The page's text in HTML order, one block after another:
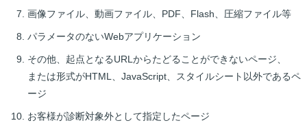
画像ファイル、動画ファイル、PDF、Flash、圧縮ファイル等
パラメータのないWebアプリケーション
その他、起点となるURLからたどることができないページ、
または形式がHTML、JavaScript、スタイルシート以外であるペ
ージ
お客様が診断対象外として指定したページ